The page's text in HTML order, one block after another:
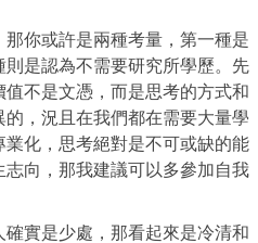
你或許是兩種考量，第一種是
是認為不需要研究所學歷。先
不是文憑，而是思考的方式和
，況且在我們都在需要大量學
化，思考絕對是不可或缺的能
向，那我建議可以多參加自我
實是少處，那看起來是冷清和